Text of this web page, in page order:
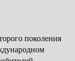
поколения